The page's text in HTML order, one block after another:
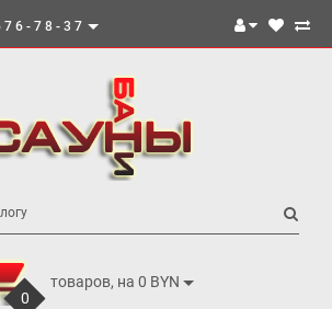
78-37
0
товаров, на 0 BYN